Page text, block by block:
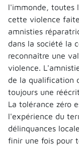
l'immonde, toutes
cette violence
amnisties
dans la société la
reconnaître une
violence.
de la qualification
toujours une
La tolérance zéro
l'expérience du
délinquances
finir une fois pour